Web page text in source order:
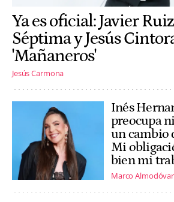
Ya es oficial: Javier
Séptima y Jesús
'Mañaneros'
Jesús Carmona
Inés
preocupa
un cambio
Mi
bien mi
Marco Almodóvar